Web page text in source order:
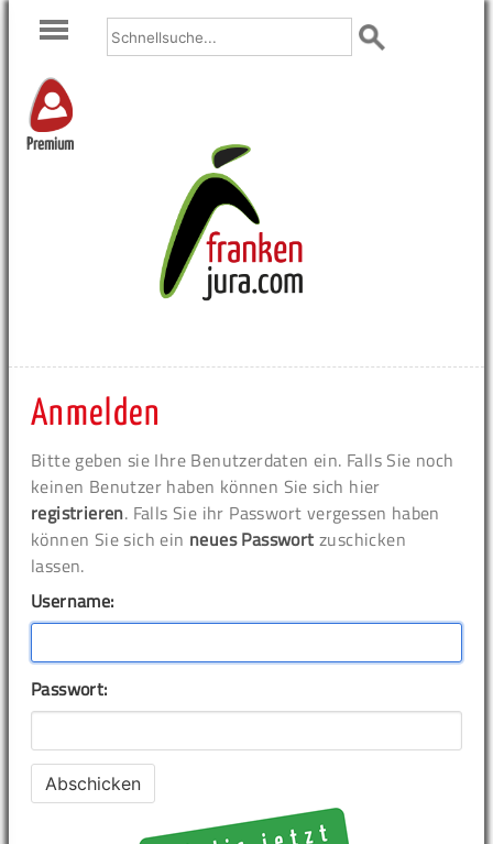
Premium
Anmelden
Bitte geben sie Ihre Benutzerdaten ein. Falls Sie noch
keinen Benutzer haben können Sie sich hier
registrieren. Falls Sie ihr Passwort vergessen haben
können Sie sich ein neues Passwort zuschicken
lassen.
Username:
Passwort: